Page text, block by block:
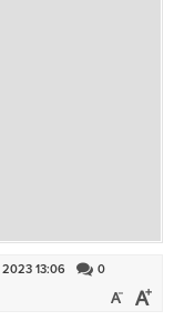
2023 13:06
0